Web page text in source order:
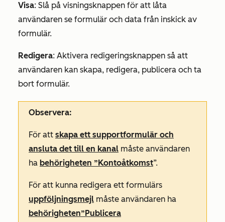
Visa: Slå på visningsknappen för att låta
användaren se formulär och data från inskick av
formulär.
Redigera: Aktivera redigeringsknappen så att
användaren kan skapa, redigera, publicera och ta
bort formulär.
Observera:
För att skapa ett supportformulär och
ansluta det till en kanal måste användaren
ha behörigheten ”Kontoåtkomst”.
För att kunna redigera ett formulärs
uppföljningsmejl måste användaren ha
behörigheten”Publicera